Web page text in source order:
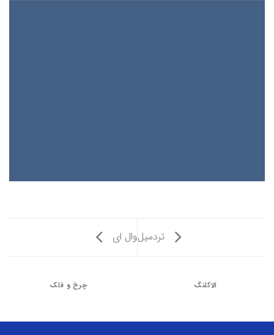
تردمیلوال ای
الاکلنگ چرخ و فلک